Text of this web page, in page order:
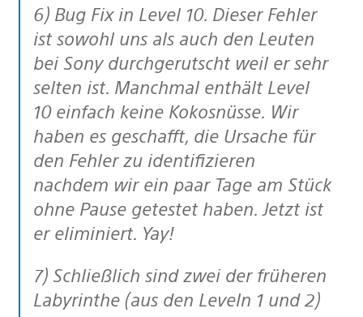
6) Bug Fix in Level 10. Dieser Fehler
ist sowohl uns als auch den Leuten
bei Sony durchgerutscht weil er sehr
selten ist. Manchmal enthält Level
10 einfach keine Kokosnüsse. Wir
haben es geschafft, die Ursache für
den Fehler zu identifizieren
nachdem wir ein paar Tage am Stück
ohne Pause getestet haben. Jetzt ist
er eliminiert. Yay!
7) Schließlich sind zwei der früheren
Labyrinthe (aus den Leveln 1 und 2)